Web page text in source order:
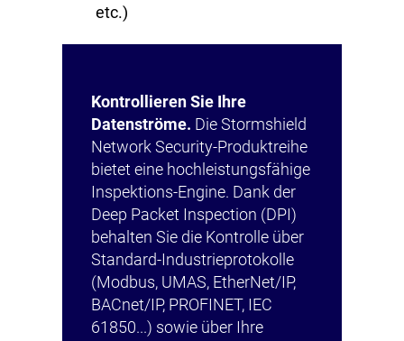
etc.)
Kontrollieren Sie Ihre
Datenströme. Die Stormshield
Network Security-Produktreihe
bietet eine hochleistungsfähige
Inspektions-Engine. Dank der
Deep Packet Inspection (DPI)
behalten Sie die Kontrolle über
Standard-Industrieprotokolle
(Modbus, UMAS, EtherNet/IP,
BACnet/IP, PROFINET, IEC
61850...) sowie über Ihre